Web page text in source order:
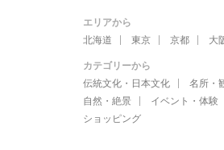
エリアから
北海道
東京 京都 大
カテゴリーから
伝統文化・日本文化
名所・
自然・絶景
イベント・体験
ショッピング